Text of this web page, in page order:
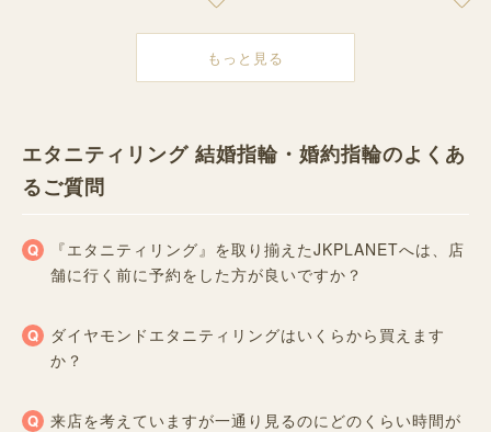
もっと見る
エタニティリング 結婚指輪・婚約指輪のよくあ
るご質問
『エタニティリング』を取り揃えたJKPLANETへは、店
舗に行く前に予約をした方が良いですか？
ダイヤモンドエタニティリングはいくらから買えます
か？
来店を考えていますが一通り見るのにどのくらい時間が